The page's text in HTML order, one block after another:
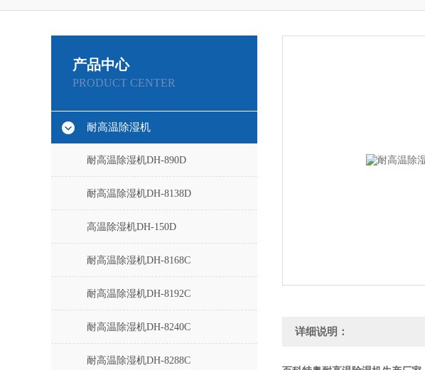
产品中心
PRODUCT CENTER
耐高温除湿机
耐高温除湿机DH-890D
耐高温除湿机DH-8138D
高温除湿机DH-150D
耐高温除湿机DH-8168C
耐高温除湿机DH-8192C
耐高温除湿机DH-8240C
耐高温除湿机DH-8288C
详细说明：